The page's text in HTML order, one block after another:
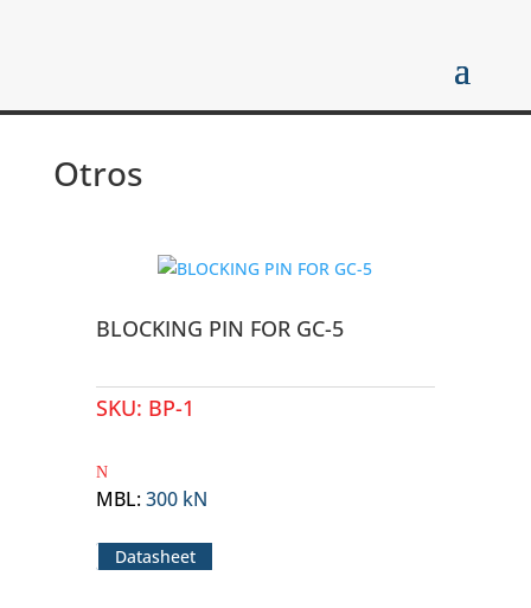
Otros
BLOCKING PIN FOR GC-5
SKU: BP-1
MBL:300 kN
Datasheet